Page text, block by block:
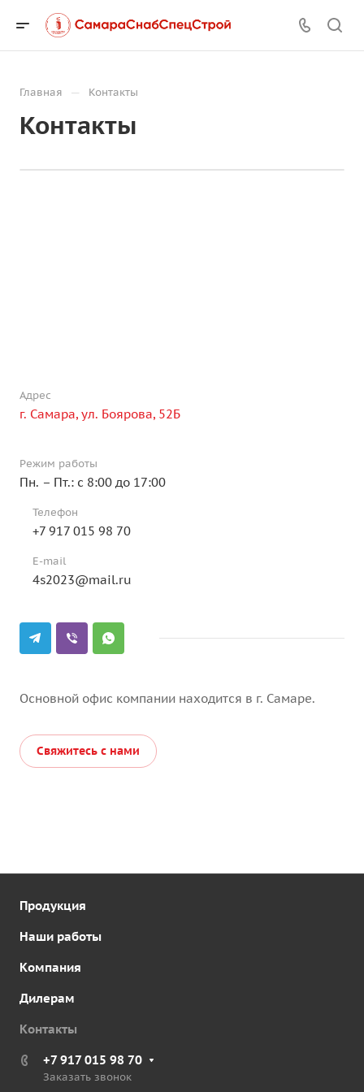
Главная — Контакты
Контакты
Адрес
г. Самара, ул. Боярова, 52Б
Режим работы
Пн. – Пт.: с 8:00 до 17:00
Телефон
+7 917 015 98 70
E-mail
4s2023@mail.ru
Основной офис компании находится в г. Самаре.
Свяжитесь с нами
Продукция
Наши работы
Компания
Дилерам
Контакты
+7 917 015 98 70
Заказать звонок